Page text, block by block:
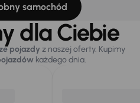
samochód
dla Ciebie
pojazdy z naszej oferty. Kupimy
każdego dnia.